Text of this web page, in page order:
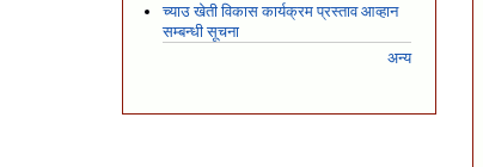
च्याउ खेती विकास कार्यक्रम प्रस्ताव आव्हान
सम्बन्धी सूचना
अन्य